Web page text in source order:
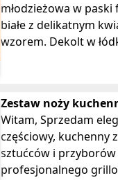
młodzieżowa w
białe z delikatnym
wzorem. Dekolt w
Zestaw noży
sztućców w walizce
Hoffburg
Witam, Sprzedam elegancki, 24
częściowy, kuchenny
sztućców i
profesjonalnego